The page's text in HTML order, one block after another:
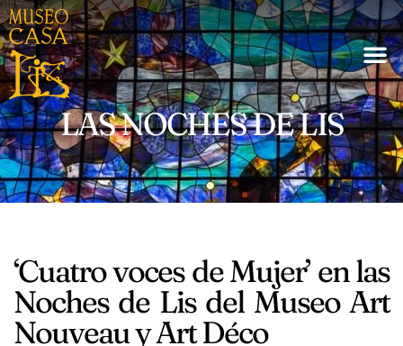
LAS NOCHES DE LIS
‘Cuatro voces de Mujer’ en las
Noches de Lis del Museo Art
Nouveau y Art Déco